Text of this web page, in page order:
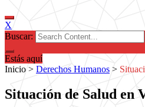
X
Buscar:
Estás aquí
Inicio > Derechos Humanos >
Situación de Salud en